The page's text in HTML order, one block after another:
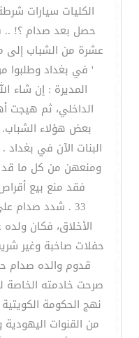
الكليات سيارات
حصل بعد صدام ؟! ..
عشرة من الشباب إلى
' في بغداد وطلبوا
المديرة : إن شاء
الداخلي، ثم هيجت
بعض هؤلاء
البنات الآن في
ومنعهن من كل ما
فقد منع بيع
33 . شدد صدام
الأخلاق، فكان
حفلات صاخبة وغير
قدوم والده صدام
صرحت خادمته الخاصة
نهج الحكومة
من القنوات اليهودية